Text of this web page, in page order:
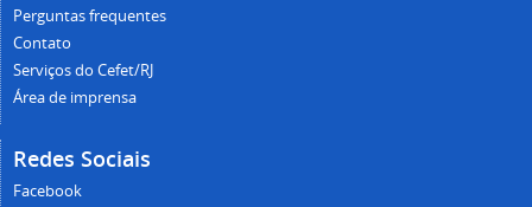
Perguntas frequentes
Contato
Serviços do Cefet/RJ
Área de imprensa
Redes Sociais
Facebook